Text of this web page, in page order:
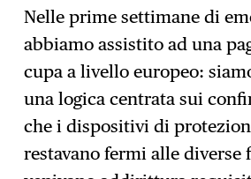
Nelle prime settimane di
abbiamo assistito ad una
cupa a livello europeo:
una logica centrata sui
che i dispositivi di
restavano fermi alle diverse